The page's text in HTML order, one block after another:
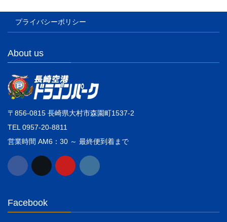
プライバシーポリシー
About us
〒856-0815 長崎県大村市森園町1537-2
TEL 0957-20-8811
営業時間 AM6：30 ～ 最終便到着まで
Facebook